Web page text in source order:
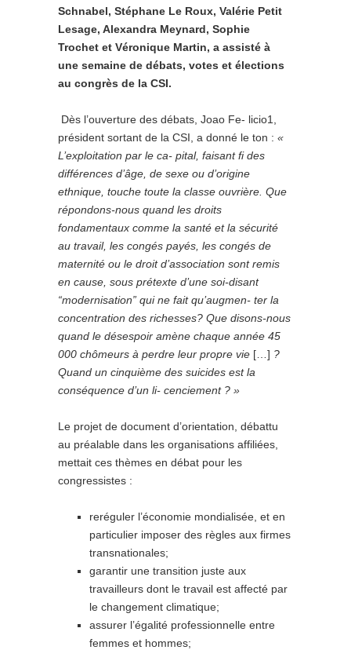
Schnabel, Stéphane Le Roux, Valérie Petit
Lesage, Alexandra Meynard, Sophie
Trochet et Véronique Martin, a assisté à
une semaine de débats, votes et élections
au congrès de la CSI.
Dès l’ouverture des débats, Joao Fe- licio1,
président sortant de la CSI, a donné le ton : «
L’exploitation par le ca- pital, faisant fi des
différences d’âge, de sexe ou d’origine
ethnique, touche toute la classe ouvrière. Que
répondons-nous quand les droits
fondamentaux comme la santé et la sécurité
au travail, les congés payés, les congés de
maternité ou le droit d’association sont remis
en cause, sous prétexte d’une soi-disant
“modernisation” qui ne fait qu’augmen- ter la
concentration des richesses? Que disons-nous
quand le désespoir amène chaque année 45
000 chômeurs à perdre leur propre vie […] ?
Quand un cinquième des suicides est la
conséquence d’un li- cenciement ? »
Le projet de document d’orientation, débattu
au préalable dans les organisations affiliées,
mettait ces thèmes en débat pour les
congressistes :
reréguler l’économie mondialisée, et en
particulier imposer des règles aux firmes
transnationales;
garantir une transition juste aux
travailleurs dont le travail est affecté par
le changement climatique;
assurer l’égalité professionnelle entre
femmes et hommes;